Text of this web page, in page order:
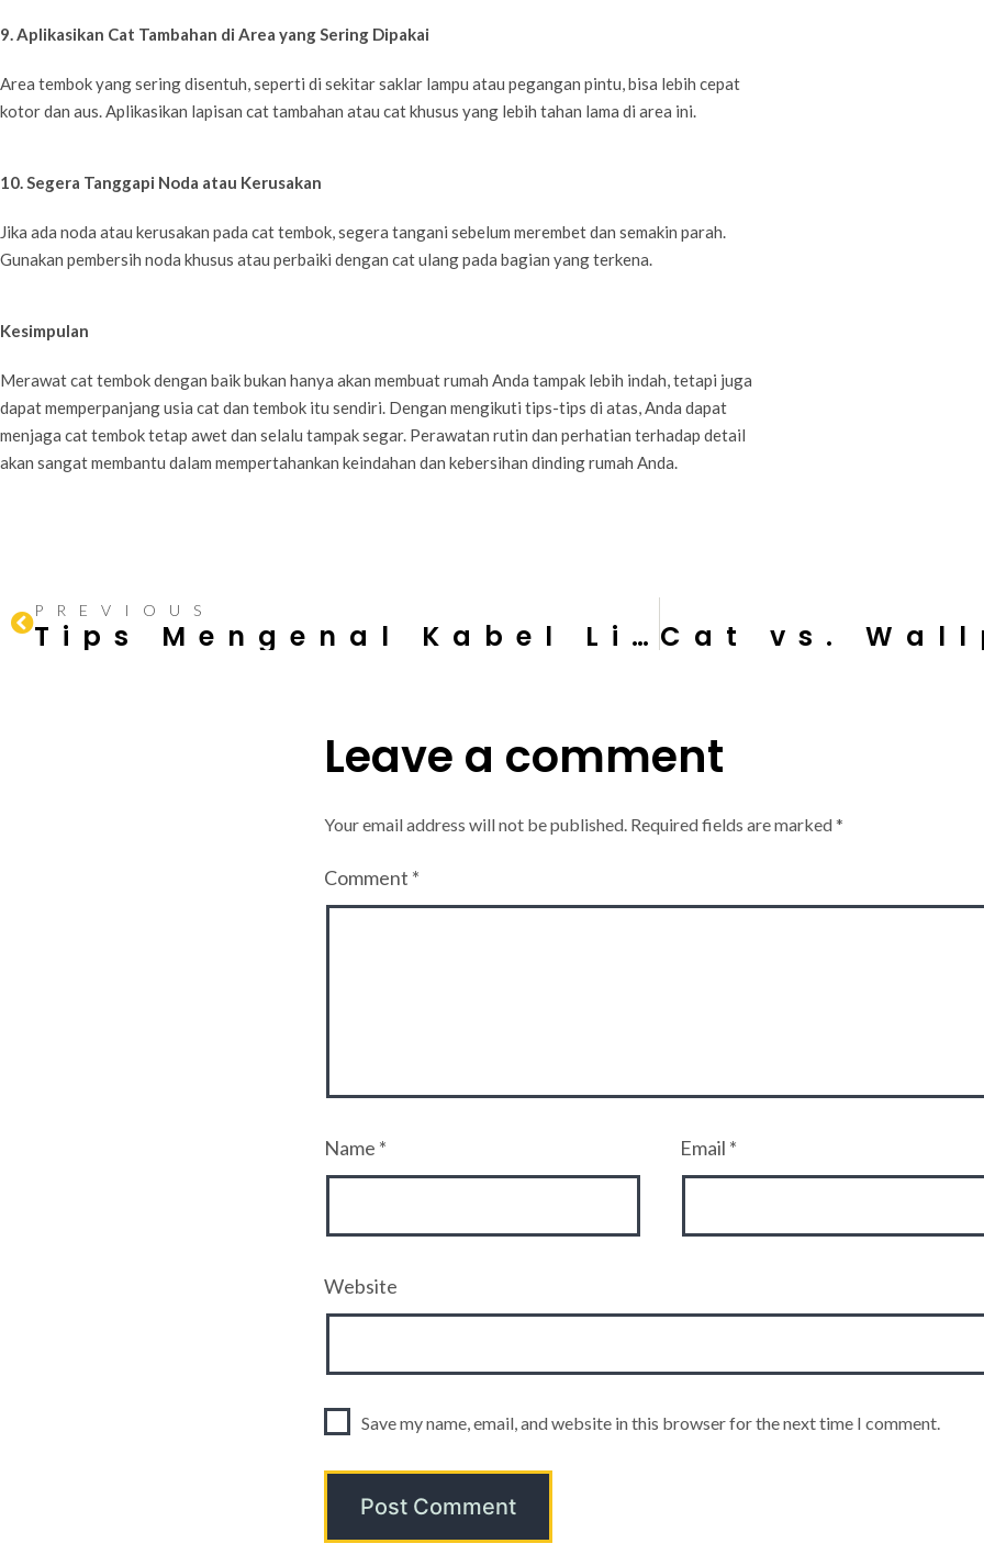
9. Aplikasikan Cat Tambahan di Area yang Sering Dipakai
Area tembok yang sering disentuh, seperti di sekitar saklar lampu atau pegangan pintu, bisa lebih cepat
kotor dan aus. Aplikasikan lapisan cat tambahan atau cat khusus yang lebih tahan lama di area ini.
10. Segera Tanggapi Noda atau Kerusakan
Jika ada noda atau kerusakan pada cat tembok, segera tangani sebelum merembet dan semakin parah.
Gunakan pembersih noda khusus atau perbaiki dengan cat ulang pada bagian yang terkena.
Kesimpulan
Merawat cat tembok dengan baik bukan hanya akan membuat rumah Anda tampak lebih indah, tetapi juga
dapat memperpanjang usia cat dan tembok itu sendiri. Dengan mengikuti tips-tips di atas, Anda dapat
menjaga cat tembok tetap awet dan selalu tampak segar. Perawatan rutin dan perhatian terhadap detail
akan sangat membantu dalam mempertahankan keindahan dan kebersihan dinding rumah Anda.
PREVIOUS
Tips Mengenal Kabel Listrik
Leave a comment
Your email address will not be published. Required fields are marked*
Comment *
Name * Email *
Website
Save my name, email, and website in this browser for the next time I comment.